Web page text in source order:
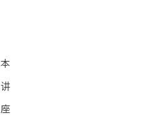
本
讲
座